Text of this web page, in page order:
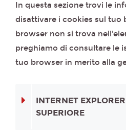
In questa sezione trovi le
disattivare i cookies sul tuo
browser non si trova
preghiamo di consultare le
tuo browser in merito alla
INTERNET
SUPERIORE